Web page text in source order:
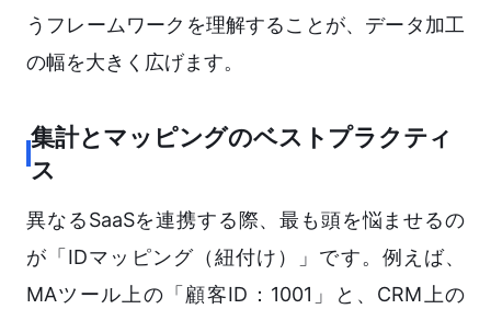
うフレームワークを理解することが、データ加工
の幅を大きく広げます。
集計とマッピングのベストプラクティ
ス
異なるSaaSを連携する際、最も頭を悩ませるの
が「IDマッピング（紐付け）」です。例えば、
MAツール上の「顧客ID：1001」と、CRM上の